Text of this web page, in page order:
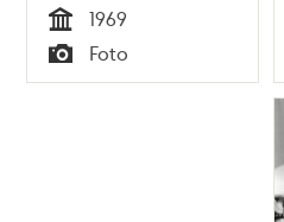
Tid
1969
Typ
Foto